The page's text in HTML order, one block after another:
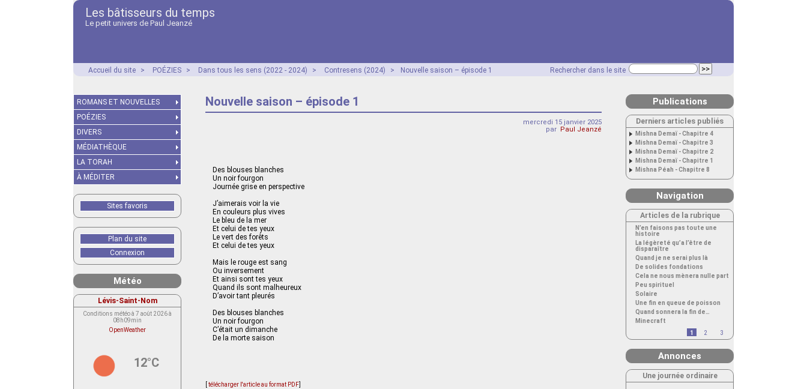
Les bâtisseurs du temps
Le petit univers de Paul Jeanzé
Rechercher dans le site
Accueil du site > POÉZIES > Dans tous les sens (2022 - 2024) > Contresens (2024) > Nouvelle saison – épisode 1
Nouvelle saison – épisode 1
mercredi 15 janvier 2025
par Paul Jeanzé
Des blouses blanches
Un noir fourgon
Journée grise en perspective
J’aimerais voir la vie
En couleurs plus vives
Le bleu de la mer
Et celui de tes yeux
Le vert des forêts
Et celui de tes yeux
Mais le rouge est sang
Ou inversement
Et ainsi sont tes yeux
Quand ils sont malheureux
D’avoir tant pleurés
Des blouses blanches
Un noir fourgon
C’était un dimanche
De la morte saison
télécharger l'article au format PDF
ROMANS ET NOUVELLES
POÉZIES
DIVERS
MÉDIATHÈQUE
LA TORAH
À MÉDITER
Sites favoris
Plan du site
Connexion
Météo
Lévis-Saint-Nom
Conditions météo à 7 août 2026 à
08h09min
OpenWeather
12°C
Publications
Derniers articles publiés
Mishna Demaï - Chapitre 4
Mishna Demaï - Chapitre 3
Mishna Demaï - Chapitre 2
Mishna Demaï - Chapitre 1
Mishna Péah - Chapitre 8
Navigation
Articles de la rubrique
N’en faisons pas toute une
histoire
La légèreté qu’a l’être de
disparaître
Quand je ne serai plus là
De solides fondations
Cela ne nous mènera nulle part
Peu spirituel
Solaire
Une fin en queue de poisson
Quand sonnera la fin de…
Minecraft
1
2 3
Annonces
Une journée ordinaire